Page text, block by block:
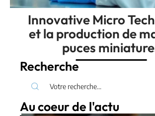
Innovative Micro
et la production de
puces
Recherche
Au coeur de l'actu